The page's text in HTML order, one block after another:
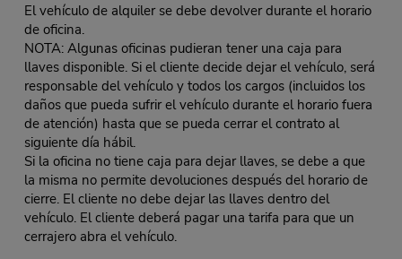
El vehículo de alquiler se debe devolver durante el horario
de oficina.
NOTA: Algunas oficinas pudieran tener una caja para
llaves disponible. Si el cliente decide dejar el vehículo, será
responsable del vehículo y todos los cargos (incluidos los
daños que pueda sufrir el vehículo durante el horario fuera
de atención) hasta que se pueda cerrar el contrato al
siguiente día hábil.
Si la oficina no tiene caja para dejar llaves, se debe a que
la misma no permite devoluciones después del horario de
cierre. El cliente no debe dejar las llaves dentro del
vehículo. El cliente deberá pagar una tarifa para que un
cerrajero abra el vehículo.